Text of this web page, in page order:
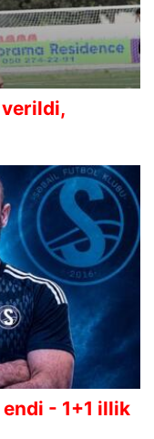
endi - 1+1 illik